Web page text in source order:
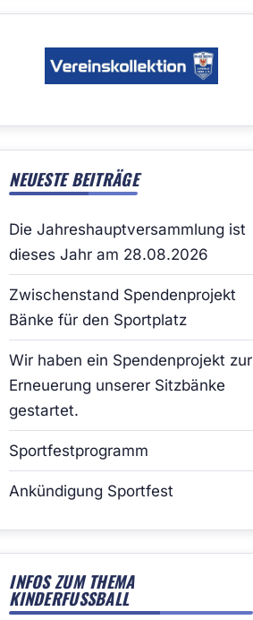
NEUESTE BEITRÄGE
Die Jahreshauptversammlung ist
dieses Jahr am 28.08.2026
Zwischenstand Spendenprojekt
Bänke für den Sportplatz
Wir haben ein Spendenprojekt zur
Erneuerung unserer Sitzbänke
gestartet.
Sportfestprogramm
Ankündigung Sportfest
INFOS ZUM THEMA
KINDERFUSSBALL